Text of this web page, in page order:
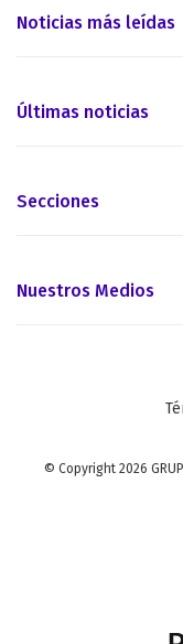
Noticias más leídas
Últimas noticias
Secciones
Nuestros Medios
© Copyright 2026